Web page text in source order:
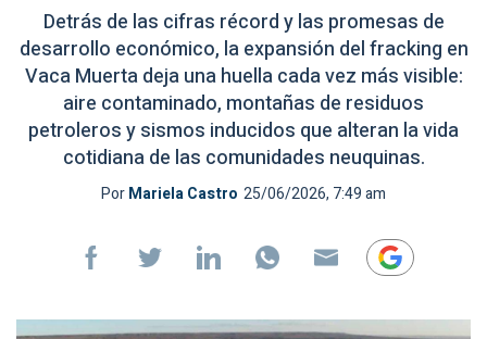
Detrás de las cifras récord y las promesas de
desarrollo económico, la expansión del fracking en
Vaca Muerta deja una huella cada vez más visible:
aire contaminado, montañas de residuos
petroleros y sismos inducidos que alteran la vida
cotidiana de las comunidades neuquinas.
PorMariela Castro 25/06/2026, 7:49 am